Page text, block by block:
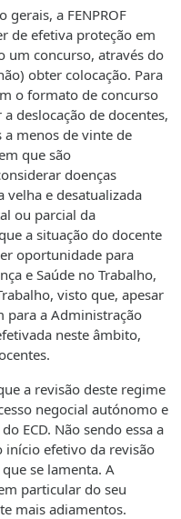
a FENPROF
de efetiva proteção em
um concurso, através do
obter colocação. Para
o formato de concurso
deslocação de docentes,
menos de vinte de
que são
doenças
velha e desatualizada
ou parcial da
a situação do docente
oportunidade para
e Saúde no Trabalho,
visto que, apesar
para a Administração
neste âmbito,
a revisão deste regime
negocial autónomo e
ECD. Não sendo essa a
início efetivo da revisão
se lamenta. A
particular do seu
mais adiamentos.